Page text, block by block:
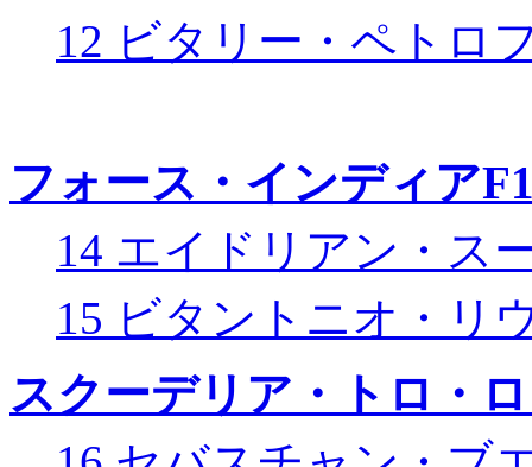
12 ビタリー・ペトロ
フォース・インディア
14 エイドリアン・ス
15 ビタントニオ・リ
スクーデリア・トロ・